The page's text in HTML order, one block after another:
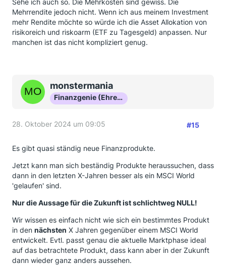
Sehe ich auch so. Die Mehrkosten sind gewiss. Die
Mehrrendite jedoch nicht. Wenn ich aus meinem Investment
mehr Rendite möchte so würde ich die Asset Allokation von
risikoreich und riskoarm (ETF zu Tagesgeld) anpassen. Nur
manchen ist das nicht kompliziert genug.
monstermania
Finanzgenie (Ehrenmitglied)
28. Oktober 2024 um 09:05 #15
Es gibt quasi ständig neue Finanzprodukte.
Jetzt kann man sich beständig Produkte heraussuchen, dass
dann in den letzten X-Jahren besser als ein MSCI World
'gelaufen' sind.
Nur die Aussage für die Zukunft ist schlichtweg NULL!
Wir wissen es einfach nicht wie sich ein bestimmtes Produkt
in den nächsten X Jahren gegenüber einem MSCI World
entwickelt. Evtl. passt genau die aktuelle Marktphase ideal
auf das betrachtete Produkt, dass kann aber in der Zukunft
dann wieder ganz anders aussehen.